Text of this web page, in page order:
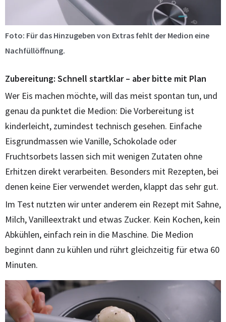
Foto: Für das Hinzugeben von Extras fehlt der Medion eine
Nachfüllöffnung.
Zubereitung: Schnell startklar – aber bitte mit Plan
Wer Eis machen möchte, will das meist spontan tun, und
genau da punktet die Medion: Die Vorbereitung ist
kinderleicht, zumindest technisch gesehen. Einfache
Eisgrundmassen wie Vanille, Schokolade oder
Fruchtsorbets lassen sich mit wenigen Zutaten ohne
Erhitzen direkt verarbeiten. Besonders mit Rezepten, bei
denen keine Eier verwendet werden, klappt das sehr gut.
Im Test nutzten wir unter anderem ein Rezept mit Sahne,
Milch, Vanilleextrakt und etwas Zucker. Kein Kochen, kein
Abkühlen, einfach rein in die Maschine. Die Medion
beginnt dann zu kühlen und rührt gleichzeitig für etwa 60
Minuten.